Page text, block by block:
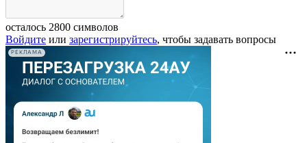
осталось 2800 символов
Войдите или зарегистрируйтесь, чтобы задавать вопросы
РЕКЛАМА